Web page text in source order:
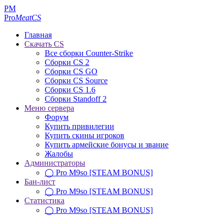
PM
ProMeatCS
Главная
Скачать CS
Все сборки Counter-Strike
Сборки CS 2
Сборки CS GO
Сборки CS Source
Сборки CS 1.6
Сборки Standoff 2
Меню сервера
Форум
Купить привилегии
Купить скины игроков
Купить армейские бонусы и звание
Жалобы
Администраторы
◯ Pro M9so [STEAM BONUS]
Бан-лист
◯ Pro M9so [STEAM BONUS]
Статистика
◯ Pro M9so [STEAM BONUS]